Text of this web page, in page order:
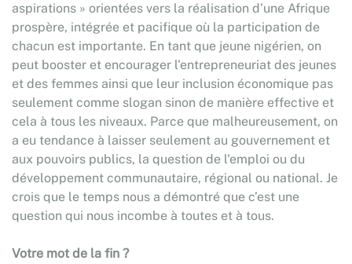
aspirations » orientées vers la réalisation d’une Afrique
prospère, intégrée et pacifique où la participation de
chacun est importante. En tant que jeune nigérien, on
peut booster et encourager l'entrepreneuriat des jeunes
et des femmes ainsi que leur inclusion économique pas
seulement comme slogan sinon de manière effective et
cela à tous les niveaux. Parce que malheureusement, on
a eu tendance à laisser seulement au gouvernement et
aux pouvoirs publics, la question de l'emploi ou du
développement communautaire, régional ou national. Je
crois que le temps nous a démontré que c’est une
question qui nous incombe à toutes et à tous.
Votre mot de la fin ?